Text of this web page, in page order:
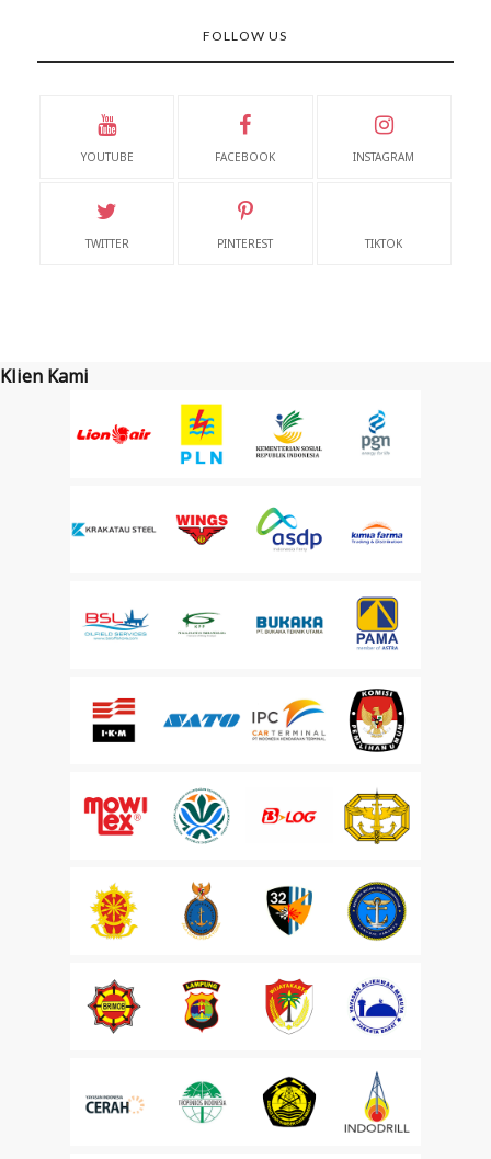
FOLLOW US
YOUTUBE FACEBOOK INSTAGRAM
TWITTER PINTEREST TIKTOK
Klien Kami